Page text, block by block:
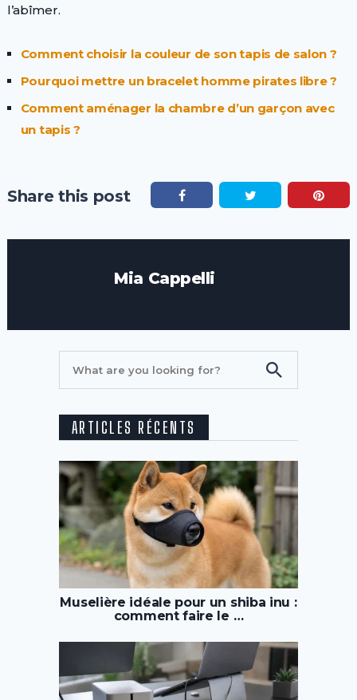
l’abîmer.
Comment choisir la couleur de son tapis de salon ?
Pourquoi mettre un bracelet homme pirates libre ?
Comment aménager la chambre d’un garçon avec
un tapis ?
Share this post
Mia Cappelli
ARTICLES RÉCENTS
Muselière idéale pour un shiba inu :
comment faire le …